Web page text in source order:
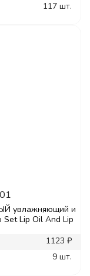
117 шт.
увлажняющий и
Set Lip Oil And Lip
1123 ₽
9 шт.